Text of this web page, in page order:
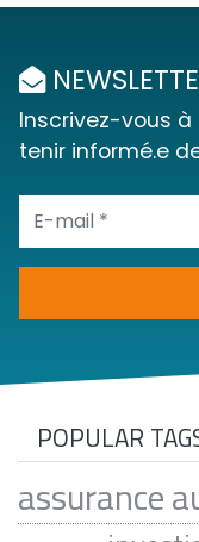
Inscrivez-vous
tenir informé.e
POPULAR
assurance